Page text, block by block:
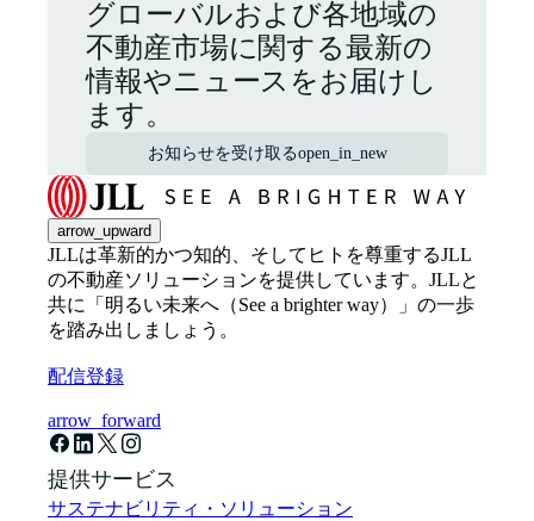
グローバルおよび各地域の
不動産市場に関する最新の
情報やニュースをお届けし
ます。
お知らせを受け取るopen_in_new
arrow_upward
JLLは革新的かつ知的、そしてヒトを尊重するJLL
の不動産ソリューションを提供しています。JLLと
共に「明るい未来へ（See a brighter way）」の一歩
を踏み出しましょう。
配信登録
arrow_forward
提供サービス
サステナビリティ・ソリューション